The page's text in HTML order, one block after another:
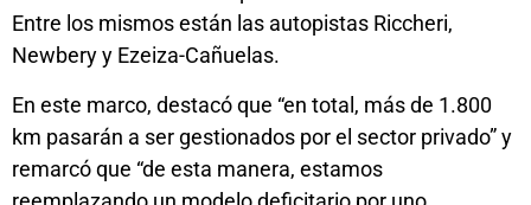
Entre los mismos están las autopistas Riccheri,
Newbery y Ezeiza-Cañuelas.
En este marco, destacó que “en total, más de 1.800
km pasarán a ser gestionados por el sector privado” y
remarcó que “de esta manera, estamos